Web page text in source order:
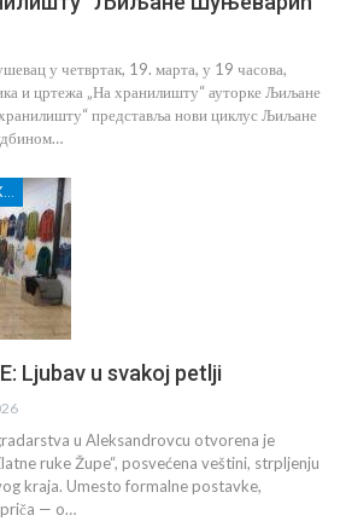
у четвртак, 19. марта, у 19 часова,
и цртежа „На хранилишту“ ауторке Љиљане
представља нови циклус Љиљане
Ljubav u svakoj petlji
u Aleksandrovcu otvorena je
ruke Župe“, posvećena veštini, strpljenju
kraja. Umesto formalne postavke,
— o…